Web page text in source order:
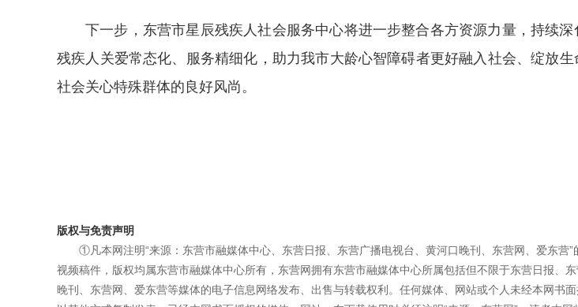
下一步，东营市星辰残疾人社会服务中心将进一步整合各方资源力量，持续
残疾人关爱常态化、服务精细化，助力我市大龄心智障碍者更好融入社会、绽放
社会关心特殊群体的良好风尚。
版权与免责声明
①凡本网注明“来源：东营市融媒体中心、东营日报、东营广播电视台、黄河口晚刊、东营网、爱东营”
视频稿件，版权均属东营市融媒体中心所有，东营网拥有东营市融媒体中心所属包括但不限于东营日报、
晚刊、东营网、爱东营等媒体的电子信息网络发布、出售与转载权利。任何媒体、网站或个人未经本网书